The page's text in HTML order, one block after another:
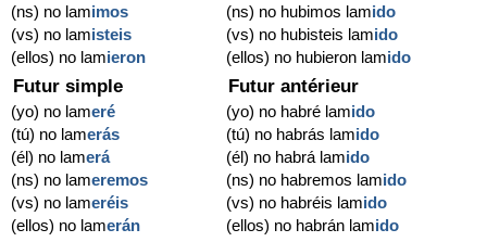
(ns) no lamimos
(vs) no lamisteis
(ellos) no lamieron
(ns) no hubimos lamido
(vs) no hubisteis lamido
(ellos) no hubieron lamido
Futur simple
(yo) no lameré
(tú) no lamerás
(él) no lamerá
(ns) no lameremos
(vs) no lameréis
(ellos) no lamerán
Futur antérieur
(yo) no habré lamido
(tú) no habrás lamido
(él) no habrá lamido
(ns) no habremos lamido
(vs) no habréis lamido
(ellos) no habrán lamido